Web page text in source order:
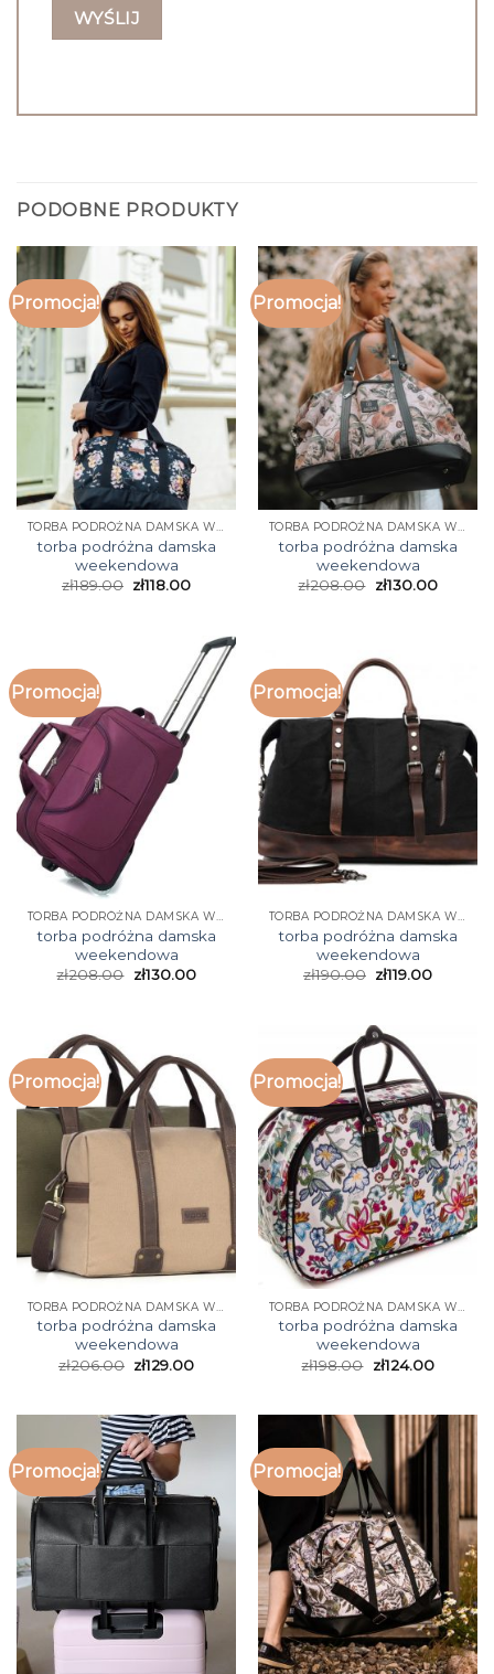
PODOBNE PRODUKTY
Promocja!
TORBA PODRÓŻNA DAMSKA WEEKENDOWA
torba podróżna damska
weekendowa
zł189.00 zł118.00
Promocja!
TORBA PODRÓŻNA DAMSKA WEEKENDOWA
torba podróżna damska
weekendowa
zł208.00 zł130.00
Promocja!
TORBA PODRÓŻNA DAMSKA WEEKENDOWA
torba podróżna damska
weekendowa
zł208.00 zł130.00
Promocja!
TORBA PODRÓŻNA DAMSKA WEEKENDOWA
torba podróżna damska
weekendowa
zł190.00 zł119.00
Promocja!
torba podróżna damska
weekendowa
zł206.00 zł129.00
Promocja!
torba podróżna damska
weekendowa
zł198.00 zł124.00
Promocja! Promocja!